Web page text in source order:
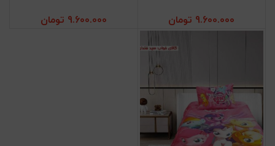
9.600.000 تومان
9.600.000 تومان